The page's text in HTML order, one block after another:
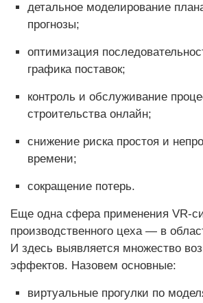
детальное моделирование
прогнозы;
оптимизация
графика поставок;
контроль и обслуживание
строительства онлайн;
снижение риска простоя и
времени;
сокращение потерь.
Еще одна сфера применения VR-
производственного цеха — в
И здесь выявляется множество
эффектов. Назовем основные:
виртуальные прогулки по